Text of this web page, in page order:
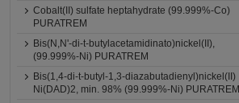
Cobalt(II) sulfate heptahydrate (99.999%-Co)
PURATREM
Bis(N,N'-di-t-butylacetamidinato)nickel(II),
(99.999%-Ni) PURATREM
Bis(1,4-di-t-butyl-1,3-diazabutadienyl)nickel(II)
Ni(DAD)2, min. 98% (99.999%-Ni) PURATREM